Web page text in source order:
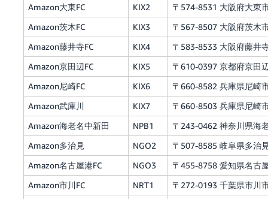
Amazon大東FC
KIX2
〒574-8531 大阪府大東
Amazon茨木FC
KIX3
〒567-8507 大阪府茨木
Amazon藤井寺FC
KIX4
〒583-8533 大阪府藤井
Amazon京田辺FC
KIX5
〒610-0397 京都府京田
Amazon尼崎FC
KIX6
〒660-8582 兵庫県尼崎
Amazon武庫川
KIX7
〒660-8503 兵庫県尼崎
Amazon海老名中新田
NPB1
〒243-0462 神奈川県海
Amazon多治見
NGO2
〒507-8585 岐阜県多治
Amazon名古屋港FC
NGO3
〒455-8758 愛知県名古
Amazon市川FC
NRT1
〒272-0193 千葉県市川